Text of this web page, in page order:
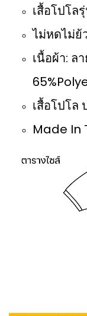
เสื้อโปโล
ไม่หดไม่ย้
เนื้อผ้า: ล
เสื้อโปโล
Made In